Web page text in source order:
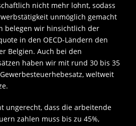
nicht mehr lohnt, sodass
unmöglich gemacht
belegen wir hinsichtlich der
in den OECD-Ländern den
Belgien. Auch bei den
haben wir mit rund 30 bis 35
weltweit
ungerecht, dass die arbeitende
zahlen muss bis zu 45%,